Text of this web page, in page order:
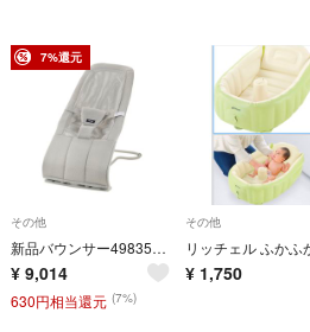
7%還元
その他
新品バウンサー498351-24ヶ月折畳ライトグレー
¥ 9,014
630円相当還元 (7%)
その他
¥ 1,750